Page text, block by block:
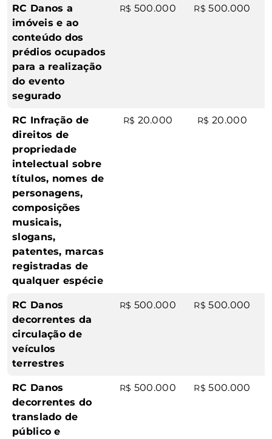
RC Danos a
imóveis e ao
conteúdo dos
prédios ocupados
para a realização
do evento
segurado
R$ 500.000 R$ 500.000
RC Infração de
direitos de
propriedade
intelectual sobre
títulos, nomes de
personagens,
composições
musicais,
slogans,
patentes, marcas
registradas de
qualquer espécie
R$ 20.000 R$ 20.000
RC Danos
decorrentes da
circulação de
veículos
terrestres
R$ 500.000 R$ 500.000
RC Danos
decorrentes do
translado de
público e
R$ 500.000 R$ 500.000